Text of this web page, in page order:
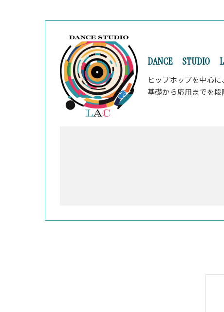
DANCE STUDIO
ヒップホップを中心
基礎から応用までを段